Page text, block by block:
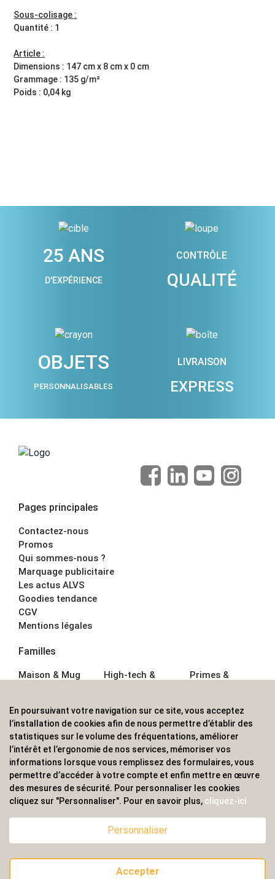
Sous-colisage :
Quantité : 1
Article :
Dimensions : 147 cm x 8 cm x 0 cm
Grammage : 135 g/m²
Poids : 0,04 kg
25 ANS
D'EXPÉRIENCE
CONTRÔLE
QUALITÉ
OBJETS
PERSONNALISABLES
LIVRAISON
EXPRESS
Pages principales
Contactez-nous
Promos
Qui sommes-nous ?
Marquage publicitaire
Les actus ALVS
Goodies tendance
CGV
Mentions légales
Familles
Maison & Mug
Écriture
Bagagerie sacs
High-tech &
Sport &
Outdoor
Enfant
Primes &
Boisson
Textile &
Casquette
Accessoires de
bureau
ALVS, fournisseur d'objets publicitaires, pour les
professionnels. Une implantation nationale, une
couverture internationale.
© 2020 ALVS
En poursuivant votre navigation sur ce site, vous acceptez
l’installation de cookies afin de nous permettre d’établir des
statistiques sur le volume des fréquentations, améliorer
l’intérêt et l’ergonomie de nos services, mémoriser vos
informations lorsque vous remplissez des formulaires, vous
permettre d’accéder à votre compte et enfin mettre en œuvre
des mesures de sécurité. Pour personnaliser les cookies
cliquez sur "Personnaliser". Pour en savoir plus, cliquez-ici
Personnaliser
Accepter